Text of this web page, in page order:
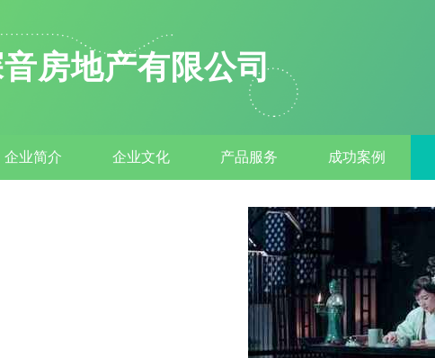
房地产有限公司
企业简介 企业文化 产品服务 成功案例